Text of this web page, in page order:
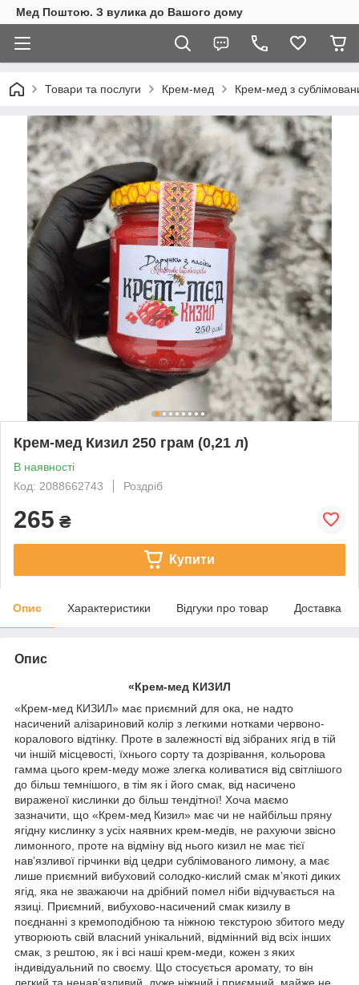
Мед Поштою. З вулика до Вашого дому
Товари та послуги Крем-мед Крем-мед з
Крем-мед Кизил 250 грам (0,21 л)
В наявності
Код: 2088662743
Роздріб
265 ₴
Купити
Опис Характеристики Відгуки про товар Доставка
Опис
«Крем-мед КИЗИЛ
«Крем-мед КИЗИЛ» має приємний для ока, не надто
насичений алізариновий колір з легкими нотками червоно-
коралового відтінку. Проте в залежності від зібраних ягід в тій
чи іншій місцевості, їхнього сорту та дозрівання, кольорова
гамма цього крем-меду може злегка коливатися від світлішого
до більш темнішого, в тім як і його смак, від насичено
вираженої кислинки до більш тендітної! Хоча маємо
зазначити, що «Крем-мед Кизил» має чи не найбільш пряну
ягідну кислинку з усіх наявних крем-медів, не рахуючи звісно
лимонного, проте на відміну від нього кизил не має тієї
нав’язливої гірчинки від цедри сублімованого лимону, а має
лише приємний вибуховий солодко-кислий смак м’якоті диких
ягід, яка не зважаючи на дрібний помел ніби відчувається на
язиці. Приємний, вибухово-насичений смак кизилу в
поєднанні з кремоподібною та ніжною текстурою збитого меду
утворюють свій власний унікальний, відмінний від всіх інших
смак, з рештою, як і всі наші крем-меди, кожен з яких
індивідуальний по своєму. Що стосується аромату, то він
легкий та ненав’язливий, дуже ніжний і приємний, майже не